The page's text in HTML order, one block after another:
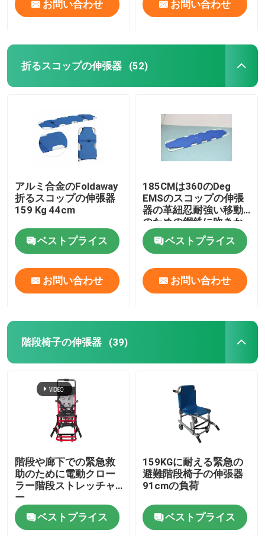
お問い合わせ お問い合わせ
折るスコップの伸張器 (52)
アルミ合金のFoldaway
折るスコップの伸張器
159 Kg 44cm
ベストプライス
お問い合わせ
185CMは360のDeg
EMSのスコップの伸張
器の革紐忍耐強い移動
のための鋼鉄に吹きか
ける
ベストプライス
お問い合わせ
階段椅子の伸張器 (39)
階段や廊下での緊急救
助のために電動クロー
ラー階段ストレッチャ
ー
ベストプライス
159KGに耐える緊急の
避難階段椅子の伸張器
91cmの負荷
ベストプライス